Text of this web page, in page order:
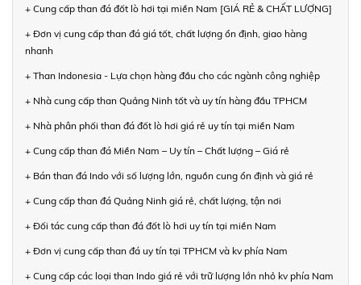
+ Cung cấp than đá đốt lò hơi tại miền Nam [GIÁ RẺ & CHẤT LƯỢNG]
+ Đơn vị cung cấp than đá giá tốt, chất lượng ổn định, giao hàng
nhanh
+ Than Indonesia - Lựa chọn hàng đầu cho các ngành công nghiệp
+ Nhà cung cấp than Quảng Ninh tốt và uy tín hàng đầu TPHCM
+ Nhà phân phối than đá đốt lò hơi giá rẻ uy tín tại miền Nam
+ Cung cấp than đá Miền Nam – Uy tín – Chất lượng – Giá rẻ
+ Bán than đá Indo với số lượng lớn, nguồn cung ổn định và giá rẻ
+ Cung cấp than đá Quảng Ninh giá rẻ, chất lượng, tận nơi
+ Đối tác cung cấp than đá đốt lò hơi uy tín tại miền Nam
+ Đơn vị cung cấp than đá uy tín tại TPHCM và kv phía Nam
+ Cung cấp các loại than Indo giá rẻ với trữ lượng lớn nhỏ kv phía Nam